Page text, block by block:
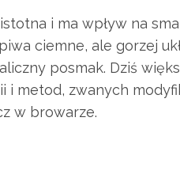
i ma wpływ na
ciemne, ale gorzej
posmak. Dziś
i metod, zwanych
w browarze.